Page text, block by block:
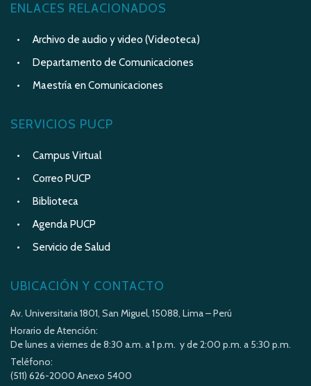
ENLACES RELACIONADOS
Archivo de audio y video (Videoteca)
Departamento de Comunicaciones
Maestría en Comunicaciones
SERVICIOS PUCP
Campus Virtual
Correo PUCP
Biblioteca
Agenda PUCP
Servicio de Salud
UBICACIÓN Y CONTACTO
Av. Universitaria 1801, San Miguel, 15088, Lima – Perú
Horario de Atención:
De lunes a viernes de 8:30 a.m. a 1 p.m. y de 2:00 p.m. a 5:30 p.m.
Teléfono:
(511) 626-2000 Anexo 5400